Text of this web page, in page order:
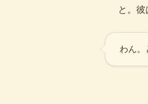
と。
わん。